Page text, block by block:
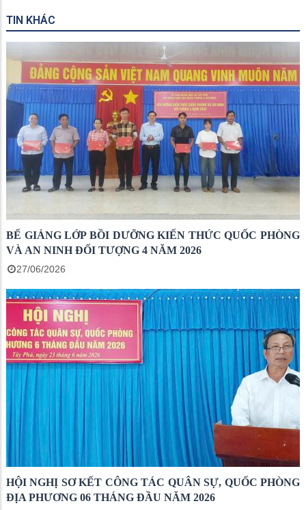
TIN KHÁC
BẾ GIẢNG LỚP BỒI DƯỠNG KIẾN THỨC QUỐC PHÒNG
VÀ AN NINH ĐỐI TƯỢNG 4 NĂM 2026
27/06/2026
HỘI NGHỊ SƠ KẾT CÔNG TÁC QUÂN SỰ, QUỐC PHÒNG
ĐỊA PHƯƠNG 06 THÁNG ĐẦU NĂM 2026